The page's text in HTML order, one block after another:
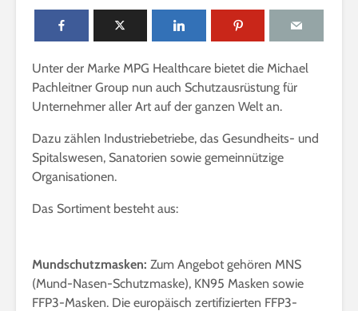
Unter der Marke MPG Healthcare bietet die Michael
Pachleitner Group nun auch Schutzausrüstung für
Unternehmer aller Art auf der ganzen Welt an.
Dazu zählen Industriebetriebe, das Gesundheits- und
Spitalswesen, Sanatorien sowie gemeinnützige
Organisationen.
Das Sortiment besteht aus:
Mundschutzmasken: Zum Angebot gehören MNS
(Mund-Nasen-Schutzmaske), KN95 Masken sowie
FFP3-Masken. Die europäisch zertifizierten FFP3-